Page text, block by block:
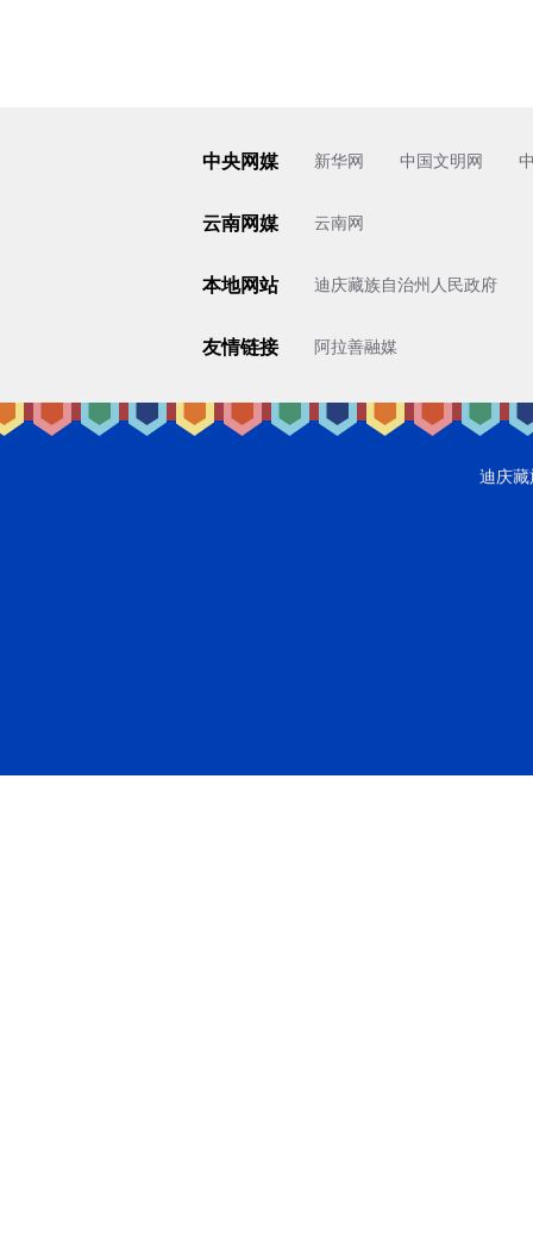
中央网媒 新华网 中国文明网
云南网媒 云南网
本地网站 迪庆藏族自治州人民政府
友情链接 阿拉善融媒
迪庆